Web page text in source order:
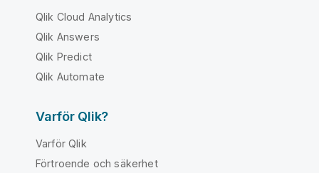
Qlik Cloud Analytics
Qlik Answers
Qlik Predict
Qlik Automate
Varför Qlik?
Varför Qlik
Förtroende och säkerhet